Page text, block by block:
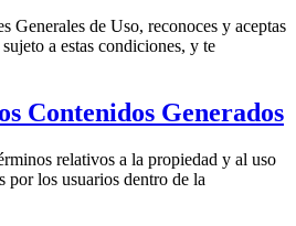
Generales de Uso, reconoces y aceptas
a estas condiciones, y te
Contenidos Generados
relativos a la propiedad y al uso
por los usuarios dentro de la